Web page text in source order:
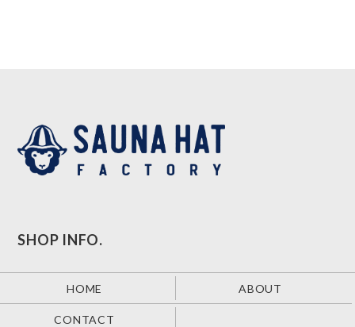
SHOP INFO.
HOME ABOUT
CONTACT